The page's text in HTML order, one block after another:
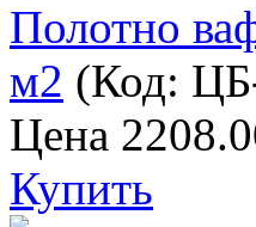
Полотно
м2 (Код:
Цена
Купить